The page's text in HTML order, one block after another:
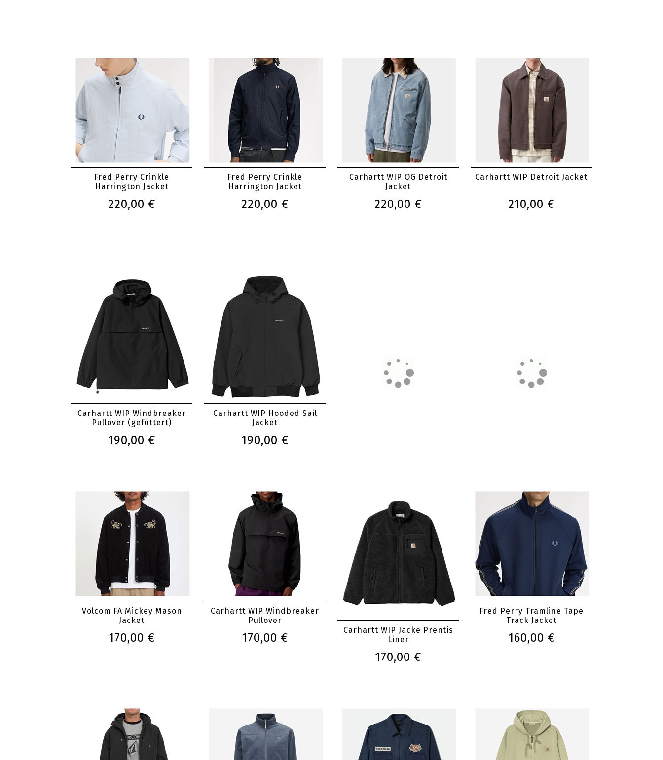
Fred Perry Crinkle
Harrington Jacket
220,00 €
Fred Perry Crinkle
Harrington Jacket
220,00 €
Carhartt WIP OG Detroit
Jacket
220,00 €
Carhartt WIP Detroit Jacket
210,00 €
Carhartt WIP Windbreaker
Pullover (gefüttert)
190,00 €
Carhartt WIP Hooded Sail
Jacket
190,00 €
Volcom FA Mickey Mason
Jacket
170,00 €
Carhartt WIP Windbreaker
Pullover
170,00 €
Carhartt WIP Jacke Prentis
Liner
170,00 €
Fred Perry Tramline Tape
Track Jacket
160,00 €